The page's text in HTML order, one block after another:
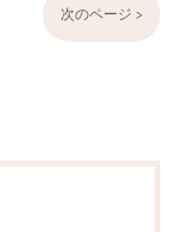
次のページ >